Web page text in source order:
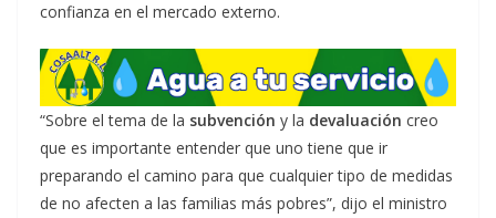
confianza en el mercado externo.
“Sobre el tema de la subvención y la devaluación creo
que es importante entender que uno tiene que ir
preparando el camino para que cualquier tipo de medidas
de no afecten a las familias más pobres”, dijo el ministro